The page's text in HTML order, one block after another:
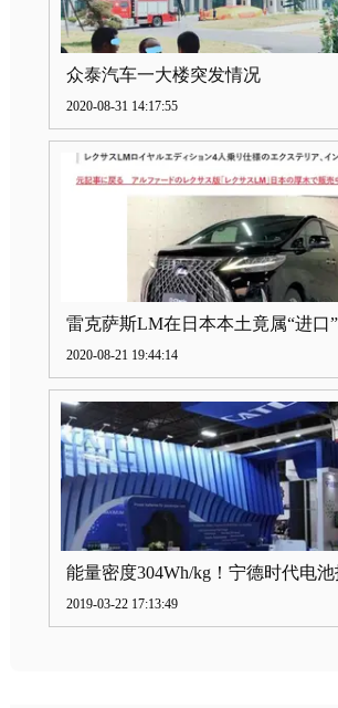
众泰汽车一大楼突发情况
2020-08-31 14:17:55
2020-08-21 19:44:14
2019-03-22 17:13:49